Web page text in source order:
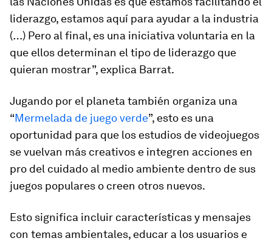
liderazgo, estamos aquí para ayudar a la industria
(…) Pero al final, es una iniciativa voluntaria en la
que ellos determinan el tipo de liderazgo que
quieran mostrar”, explica Barrat.
Jugando por el planeta también organiza una
“Mermelada de juego verde”, esto es una
oportunidad para que los estudios de videojuegos
se vuelvan más creativos e integren acciones en
pro del cuidado al medio ambiente dentro de sus
juegos populares o creen otros nuevos.
Esto significa incluir características y mensajes
con temas ambientales, educar a los usuarios e